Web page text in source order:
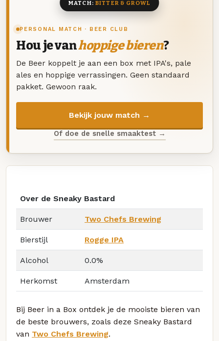
PERSONAL MATCH · BEER CLUB
Hou je vanhoppige bieren?
De Beer koppelt je aan een box met IPA's, pale
ales en hoppige verrassingen. Geen standaard
pakket. Gewoon raak.
Bekijk jouw match →
Of doe de snelle smaaktest →
MATCH: BITTER & GROWL
Over de Sneaky Bastard
Brouwer Two Chefs Brewing
Bierstijl Rogge IPA
Alcohol 0.0%
Herkomst Amsterdam
Bij Beer in a Box ontdek je de mooiste bieren van
de beste brouwers, zoals deze Sneaky Bastard
van Two Chefs Brewing.